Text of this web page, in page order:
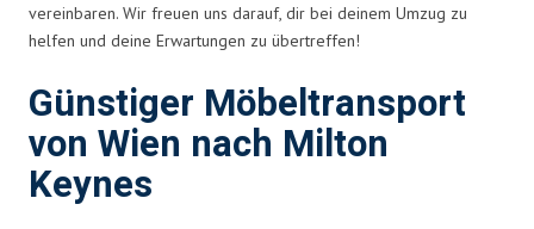
vereinbaren. Wir freuen uns darauf, dir bei deinem Umzug zu
helfen und deine Erwartungen zu übertreffen!
Günstiger Möbeltransport
von Wien nach Milton
Keynes